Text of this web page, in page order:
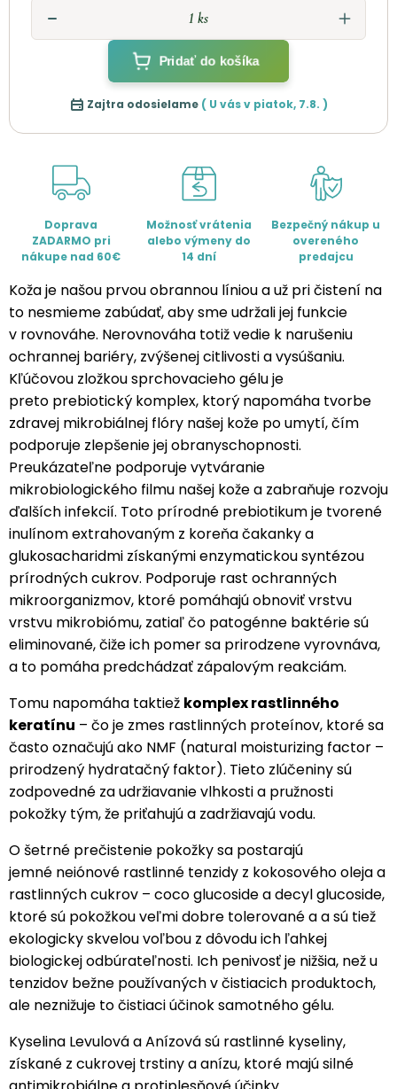
Pridať do košíka
Zajtra odosielame ( U vás v piatok, 7.8. )
Doprava
ZADARMO pri
nákupe nad 60€
Možnosť vrátenia
alebo výmeny do
14 dní
Bezpečný nákup u
overeného
predajcu
Koža je našou prvou obrannou líniou a už pri čistení na
to nesmieme zabúdať, aby sme udržali jej funkcie
v rovnováhe. Nerovnováha totiž vedie k narušeniu
ochrannej bariéry, zvýšenej citlivosti a vysúšaniu.
Kľúčovou zložkou sprchovacieho gélu je
preto prebiotický komplex, ktorý napomáha tvorbe
zdravej mikrobiálnej flóry našej kože po umytí, čím
podporuje zlepšenie jej obranyschopnosti.
Preukázateľne podporuje vytváranie
mikrobiologického filmu našej kože a zabraňuje rozvoju
ďalších infekcií. Toto prírodné prebiotikum je tvorené
inulínom extrahovaným z koreňa čakanky a
glukosacharidmi získanými enzymatickou syntézou
prírodných cukrov. Podporuje rast ochranných
mikroorganizmov, ktoré pomáhajú obnoviť vrstvu
vrstvu mikrobiómu, zatiaľ čo patogénne baktérie sú
eliminované, čiže ich pomer sa prirodzene vyrovnáva,
a to pomáha predchádzať zápalovým reakciám.
Tomu napomáha taktiež komplex rastlinného
keratínu – čo je zmes rastlinných proteínov, ktoré sa
často označujú ako NMF (natural moisturizing factor –
prirodzený hydratačný faktor). Tieto zlúčeniny sú
zodpovedné za udržiavanie vlhkosti a pružnosti
pokožky tým, že priťahujú a zadržiavajú vodu.
O šetrné prečistenie pokožky sa postarajú
jemné neiónové rastlinné tenzidy z kokosového oleja a
rastlinných cukrov – coco glucoside a decyl glucoside,
ktoré sú pokožkou veľmi dobre tolerované a a sú tiež
ekologicky skvelou voľbou z dôvodu ich ľahkej
biologickej odbúrateľnosti. Ich penivosť je nižšia, než u
tenzidov bežne používaných v čistiacich produktoch,
ale neznižuje to čistiaci účinok samotného gélu.
Kyselina Levulová a Anízová sú rastlinné kyseliny,
získané z cukrovej trstiny a anízu, ktoré majú silné